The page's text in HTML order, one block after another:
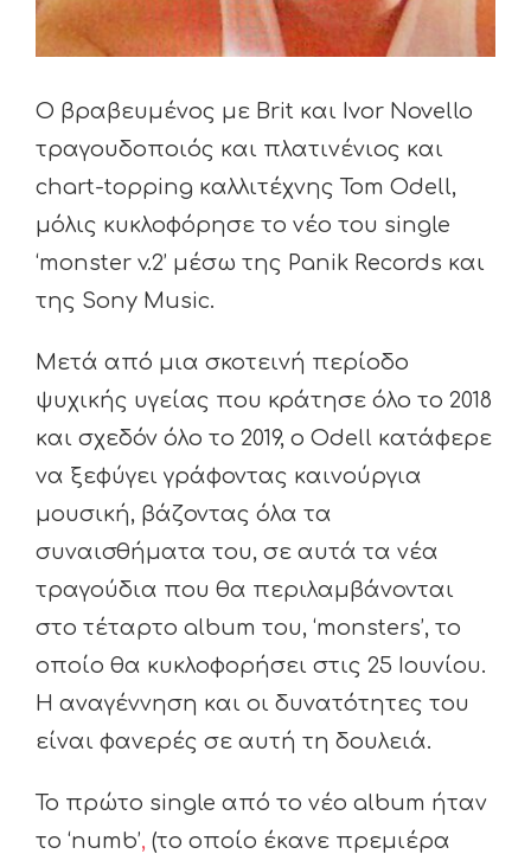
Ο βραβευμένος με Brit και Ivor Novello
τραγουδοποιός και πλατινένιος και
chart-topping καλλιτέχνης Tom Odell,
μόλις κυκλοφόρησε το νέο του single
‘monster v.2’ μέσω της Panik Records και
της Sony Music.
Μετά από μια σκοτεινή περίοδο
ψυχικής υγείας που κράτησε όλο το 2018
και σχεδόν όλο το 2019, ο Odell κατάφερε
να ξεφύγει γράφοντας καινούργια
μουσική, βάζοντας όλα τα
συναισθήματα του, σε αυτά τα νέα
τραγούδια που θα περιλαμβάνονται
στο τέταρτο album του, ‘monsters’, το
οποίο θα κυκλοφορήσει στις 25 Ιουνίου.
Η αναγέννηση και οι δυνατότητες του
είναι φανερές σε αυτή τη δουλειά.
Το πρώτο single από το νέο album ήταν
το ‘numb’, (το οποίο έκανε πρεμιέρα